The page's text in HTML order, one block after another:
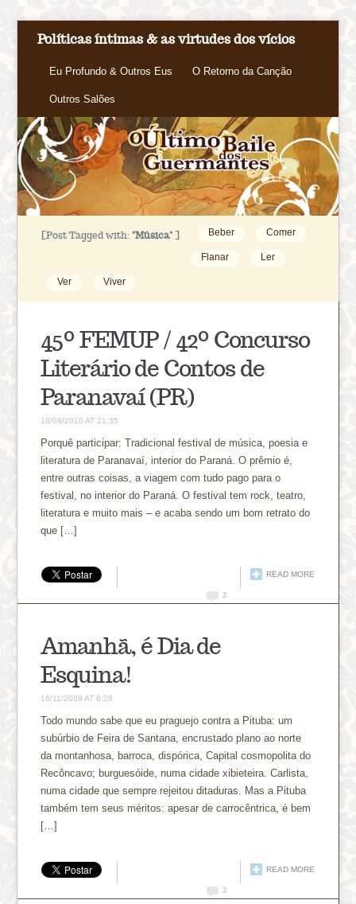
Políticas íntimas & as virtudes dos vícios
Eu Profundo & Outros Eus O Retorno da Canção
Outros Salões
[Post Tagged with: "Música" ] Beber Comer
Flanar Ler
Ver Viver
45º FEMUP / 42º Concurso
Literário de Contos de
Paranavaí (PR)
18/08/2010 AT 21:35
Porquê participar: Tradicional festival de música, poesia e
literatura de Paranavaí, interior do Paraná. O prêmio é,
entre outras coisas, a viagem com tudo pago para o
festival, no interior do Paraná. O festival tem rock, teatro,
literatura e muito mais – e acaba sendo um bom retrato do
que […]
READ MORE
2
Amanhã, é Dia de
Esquina!
16/11/2009 AT 6:28
Todo mundo sabe que eu praguejo contra a Pituba: um
subúrbio de Feira de Santana, encrustado plano ao norte
da montanhosa, barroca, dispórica, Capital cosmopolita do
Recôncavo; burguesóide, numa cidade xibieteira. Carlista,
numa cidade que sempre rejeitou ditaduras. Mas a Pituba
também tem seus méritos: apesar de carrocêntrica, é bem
[…]
READ MORE
2